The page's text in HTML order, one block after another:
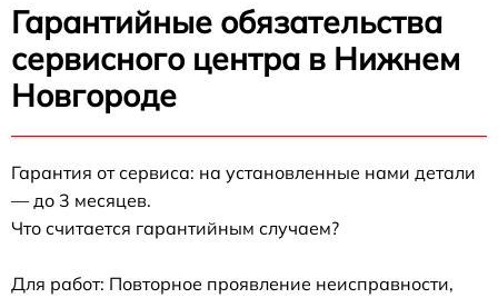
Гарантийные обязательства
сервисного центра в Нижнем
Новгороде
Гарантия от сервиса: на установленные нами детали
— до 3 месяцев.
Что считается гарантийным случаем?
Для работ: Повторное проявление неисправности,